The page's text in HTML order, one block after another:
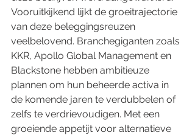
Vooruitkijkend lijkt de groeitrajectorie
van deze beleggingsreuzen
veelbelovend. Branchegiganten zoals
KKR, Apollo Global Management en
Blackstone hebben ambitieuze
plannen om hun beheerde activa in
de komende jaren te verdubbelen of
zelfs te verdrievoudigen. Met een
groeiende appetijt voor alternatieve